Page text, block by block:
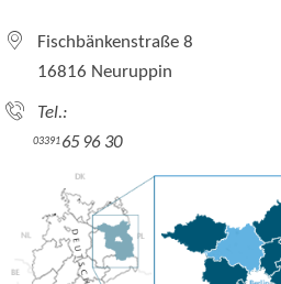
Fischbänkenstraße 8
16816 Neuruppin
Tel.:
0339165 96 30